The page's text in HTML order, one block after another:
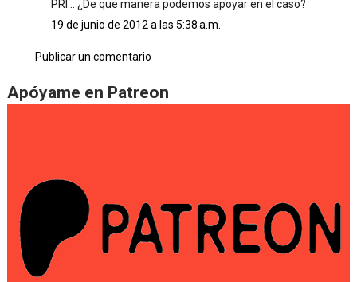
PRI... ¿De que manera podemos apoyar en el caso?
19 de junio de 2012 a las 5:38 a.m.
Publicar un comentario
Apóyame en Patreon